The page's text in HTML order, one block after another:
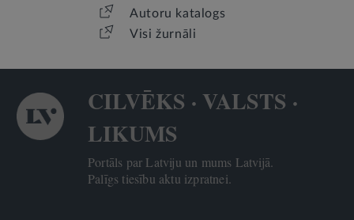
Autoru katalogs
Visi žurnāli
CILVĒKS · VALSTS ·
LIKUMS
Portāls par Latviju un mums Latvijā.
Palīgs tiesību aktu izpratnei.